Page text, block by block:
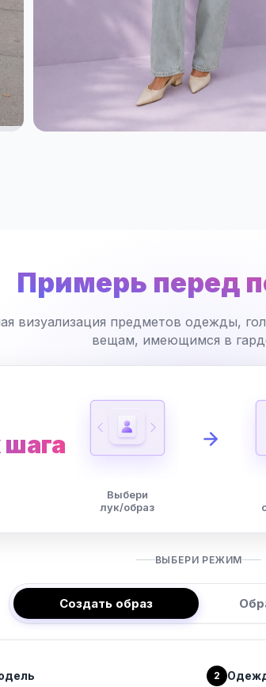
Примерь перед
визуализация предметов одежды,
вещам, имеющимся в
шага
Выбери
лук/образ
ВЫБЕРИ РЕЖИМ
Создать образ
2